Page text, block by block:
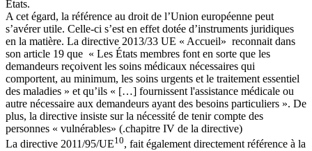
Etats.
A cet égard, la référence au droit de l’Union européenne peut
s’avérer utile. Celle-ci s’est en effet dotée d’instruments juridiques
en la matière. La directive 2013/33 UE « Accueil» reconnait dans
son article 19 que « Les États membres font en sorte que les
demandeurs reçoivent les soins médicaux nécessaires qui
comportent, au minimum, les soins urgents et le traitement essentiel
des maladies » et qu’ils « […] fournissent l'assistance médicale ou
autre nécessaire aux demandeurs ayant des besoins particuliers ». De
plus, la directive insiste sur la nécessité de tenir compte des
personnes « vulnérables» (.chapitre IV de la directive)
La directive 2011/95/UE10, fait également directement référence à la